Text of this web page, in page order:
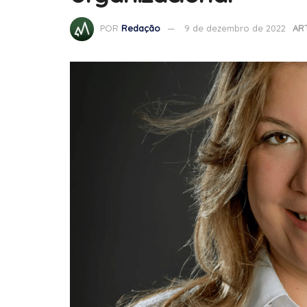
POR Redação 9 de dezembro de 2022